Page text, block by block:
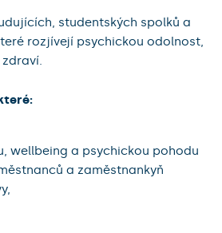
studentských spolků a
rozjívejí psychickou odolnost,
wellbeing a psychickou pohodu
a zaměstnankyň